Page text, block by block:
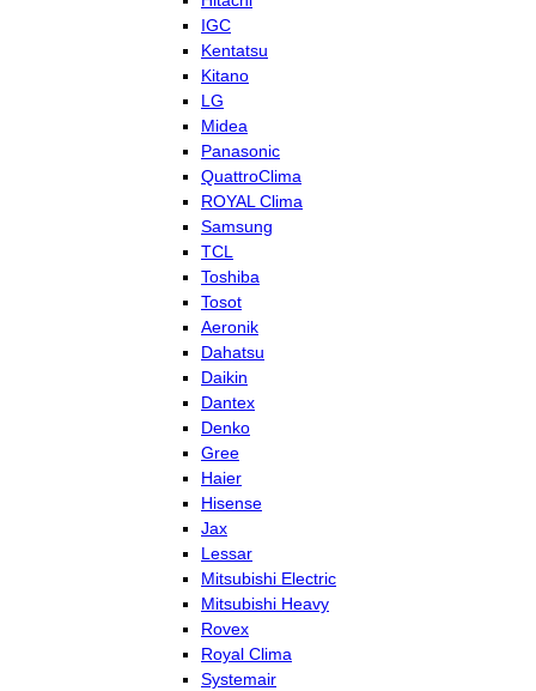
IGC
Kentatsu
Kitano
LG
Midea
Panasonic
QuattroClima
ROYAL Clima
Samsung
TCL
Toshiba
Tosot
Aeronik
Dahatsu
Daikin
Dantex
Denko
Gree
Haier
Hisense
Jax
Lessar
Mitsubishi Electric
Mitsubishi Heavy
Rovex
Royal Clima
Systemair